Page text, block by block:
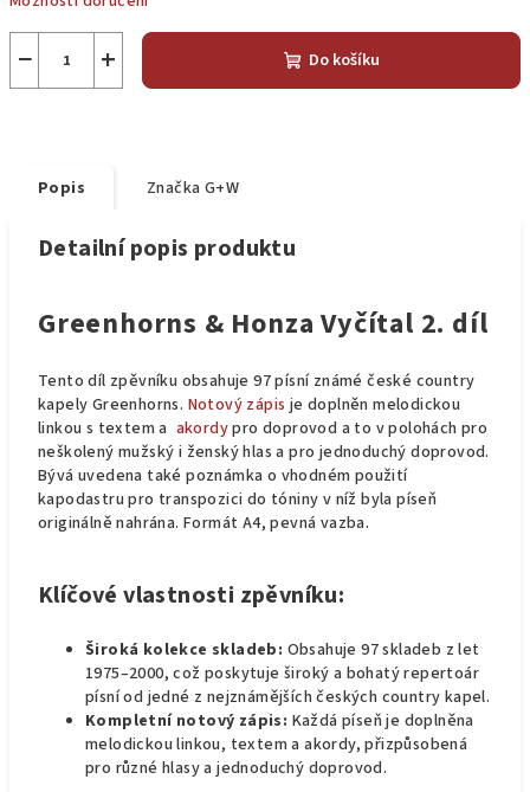
+
− Do košíku
Popis Značka G+W
Detailní popis produktu
Greenhorns & Honza Vyčítal 2. díl
Tento díl zpěvníku obsahuje 97 písní známé české country
kapely Greenhorns. Notový zápis je doplněn melodickou
linkou s textem a akordypro doprovod a to v polohách pro
neškolený mužský i ženský hlas a pro jednoduchý doprovod.
Bývá uvedena také poznámka o vhodném použití
kapodastru pro transpozici do tóniny v níž byla píseň
originálně nahrána. Formát A4, pevná vazba.
Klíčové vlastnosti zpěvníku:
Široká kolekce skladeb: Obsahuje 97 skladeb z let
1975–2000, což poskytuje široký a bohatý repertoár
písní od jedné z nejznámějších českých country kapel.
Kompletní notový zápis: Každá píseň je doplněna
melodickou linkou, textem a akordy, přizpůsobená
pro různé hlasy a jednoduchý doprovod.